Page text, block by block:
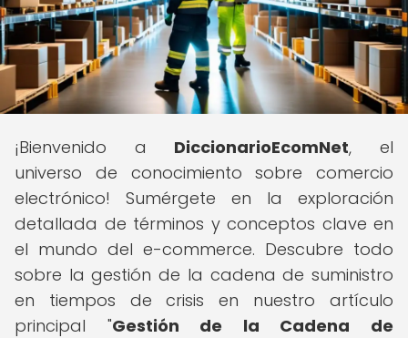
¡Bienvenido a DiccionarioEcomNet, el
universo de conocimiento sobre comercio
electrónico! Sumérgete en la exploración
detallada de términos y conceptos clave en
el mundo del e-commerce. Descubre todo
sobre la gestión de la cadena de suministro
en tiempos de crisis en nuestro artículo
principal "Gestión de la Cadena de